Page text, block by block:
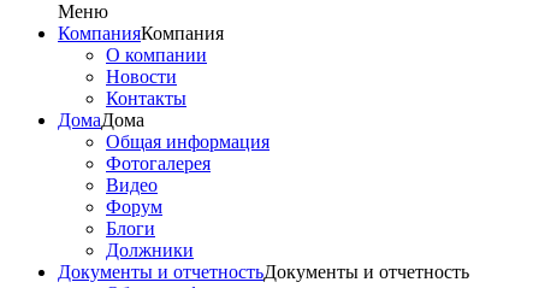
Меню
КомпанияКомпания
О компании
Новости
Контакты
ДомаДома
Общая информация
Фотогалерея
Видео
Форум
Блоги
Должники
Документы и отчетностьДокументы и отчетность